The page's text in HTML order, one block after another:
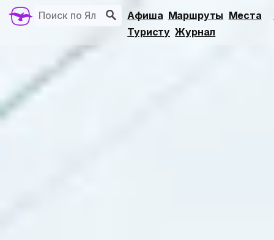
Афиша Маршруты Места
Туристу Журнал